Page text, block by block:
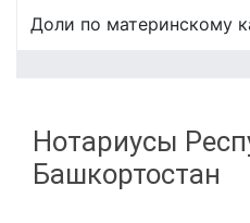
Доли по материнскому
Нотариусы
Башкортостан